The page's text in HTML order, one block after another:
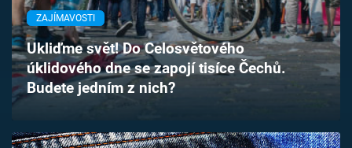
Časopis
Sledujte prima+
ZAJÍMAVOSTI
Ukliďme svět! Do Celosvětového
úklidového dne se zapojí tisíce Čechů.
Budete jedním z nich?